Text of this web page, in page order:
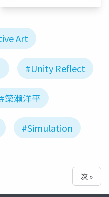
Art
#Unity Reflect
#𥱋瀨洋平
#Simulation
次 »